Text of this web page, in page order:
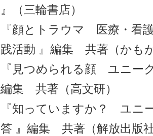
』（三輪書店）
『顔とトラウマ 医療・看
践活動 』編集 共著（かも
『見つめられる顔 ユニー
編集 共著（高文研）
『知っていますか？ ユニ
答 』編集 共著（解放出版